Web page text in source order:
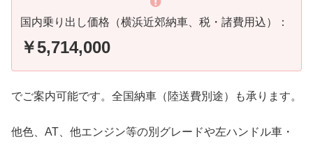
国内乗り出し価格（横浜近郊納車、税・諸費用込）：
￥5,714,000
でご案内可能です。全国納車（陸送費別途）も承ります。
他色、AT、他エンジン等の別グレードや左ハンドル車・